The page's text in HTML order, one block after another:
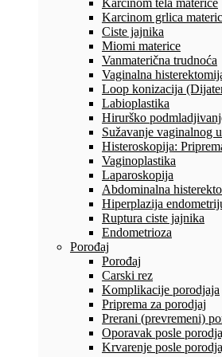
Karcinom tela materice
Karcinom grlica
Ciste jajnika
Miomi materice
Vanmaterična trudnoća
Vaginalna
Loop konizacija
Labioplastika
Hirurško
Sužavanje vaginalnog
Histeroskopija:
Vaginoplastika
Laparoskopija
Abdominalna
Hiperplazija
Ruptura ciste jajnika
Endometrioza
Porođaj
Porođaj
Carski rez
Komplikacije porodjaja
Priprema za porodjaj
Prerani (prevremeni)
Oporavak posle
Krvarenje posle